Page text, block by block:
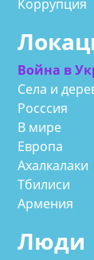
Коррупция
Война в
Села и
Росссия
В мире
Европа
Ахалкалаки
Тбилиси
Армения
Люди